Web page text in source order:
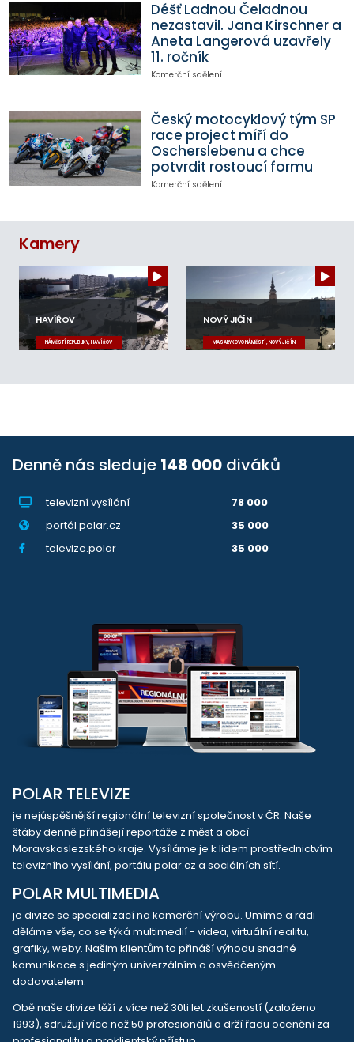
Déšť Ladnou Čeladnou
nezastavil. Jana Kirschner a
Aneta Langerová uzavřely
11. ročník
Komerční sdělení
Český motocyklový tým SP
race project míří do
Oscherslebenu a chce
potvrdit rostoucí formu
Komerční sdělení
Kamery
HAVÍŘOV
NÁMĚSTÍ REPUBLIKY, HAVÍŘOV
NOVÝ JIČÍN
MASARYKOVO NÁMĚSTÍ, NOVÝ JIČÍN
Denně nás sleduje 148 000 diváků
televizní vysílání
78 000
portál polar.cz
35 000
televize.polar
35 000
POLAR TELEVIZE
je nejúspěšnější regionální televizní společnost v ČR. Naše
štáby denně přinášejí reportáže z měst a obcí
Moravskoslezského kraje. Vysíláme je k lidem prostřednictvím
televizního vysílání, portálu polar.cz a sociálních sítí.
POLAR MULTIMEDIA
je divize se specializací na komerční výrobu. Umíme a rádi
děláme vše, co se týká multimedií - videa, virtuální realitu,
grafiky, weby. Našim klientům to přináší výhodu snadné
komunikace s jediným univerzálním a osvědčeným
dodavatelem.
Obě naše divize těží z více než 30ti let zkušeností (založeno
1993), sdružují více než 50 profesionálů a drží řadu ocenění za